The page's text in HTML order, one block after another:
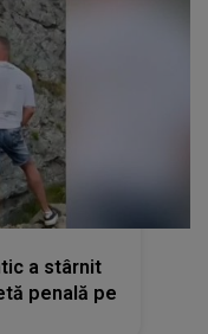
a stârnit
penală pe